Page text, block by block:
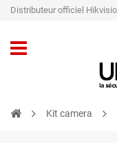
Kit camera